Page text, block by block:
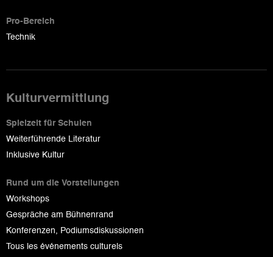
Pro-Bereich
Technik
Kulturvermittlung
Spielzeit für Schulen
Weiterführende Literatur
Inklusive Kultur
Rund um die Vorstellungen
Workshops
Gespräche am Bühnenrand
Konferenzen, Podiumsdiskussionen
Tous les événements culturels